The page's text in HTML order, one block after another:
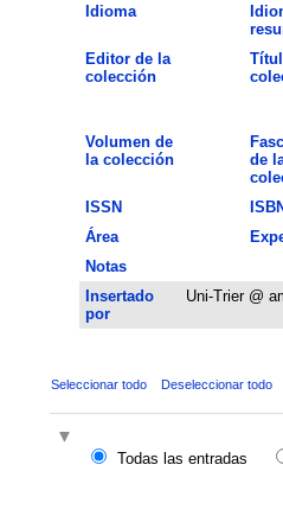
Idioma
Editor de la
colección
Volumen de
la colección
de
ISSN
ISBN
Área
Notas
Insertado
por
Uni-Trier @
Seleccionar todo Deseleccionar todo
Todas las entradas